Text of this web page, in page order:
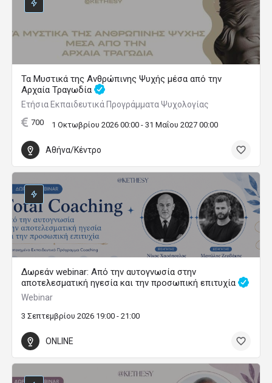
Μπορεί μια σχέση να επιβιώσει μετά την απιστία; 🥀
Ετήσια Εκπαιδευτικά Προγράμματα Ψυχολογίας
5 Σεπτεμβρίου 2026 18:00 - 20:00
Χαλάνδρι
Δωρεάν Webinar: Αποκωδικοποιώντας τον Πανικό:
Μαθαίνω να Φροντίζω το Άγχος μου
Webinar
4 Σεπτεμβρίου 2026 19:00 - 21:00